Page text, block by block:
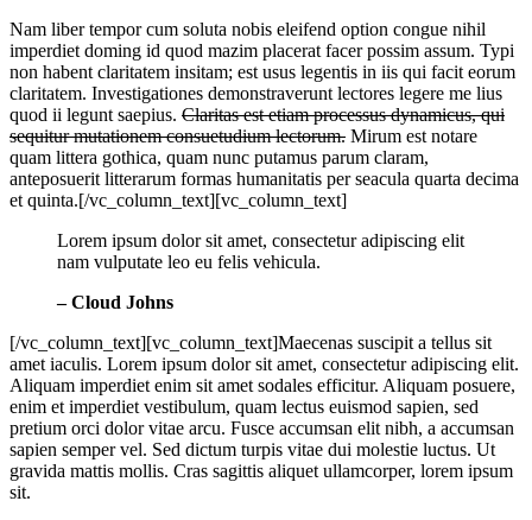
Nam liber tempor cum soluta nobis eleifend option congue nihil
imperdiet doming id quod mazim placerat facer possim assum. Typi
non habent claritatem insitam; est usus legentis in iis qui facit eorum
claritatem. Investigationes demonstraverunt lectores legere me lius
quod ii legunt saepius. Claritas est etiam processus dynamicus, qui
sequitur mutationem consuetudium lectorum. Mirum est notare
quam littera gothica, quam nunc putamus parum claram,
anteposuerit litterarum formas humanitatis per seacula quarta decima
et quinta.[/vc_column_text][vc_column_text]
Lorem ipsum dolor sit amet, consectetur adipiscing elit
nam vulputate leo eu felis vehicula.
– Cloud Johns
[/vc_column_text][vc_column_text]Maecenas suscipit a tellus sit
amet iaculis. Lorem ipsum dolor sit amet, consectetur adipiscing elit.
Aliquam imperdiet enim sit amet sodales efficitur. Aliquam posuere,
enim et imperdiet vestibulum, quam lectus euismod sapien, sed
pretium orci dolor vitae arcu. Fusce accumsan elit nibh, a accumsan
sapien semper vel. Sed dictum turpis vitae dui molestie luctus. Ut
gravida mattis mollis. Cras sagittis aliquet ullamcorper, lorem ipsum
sit.